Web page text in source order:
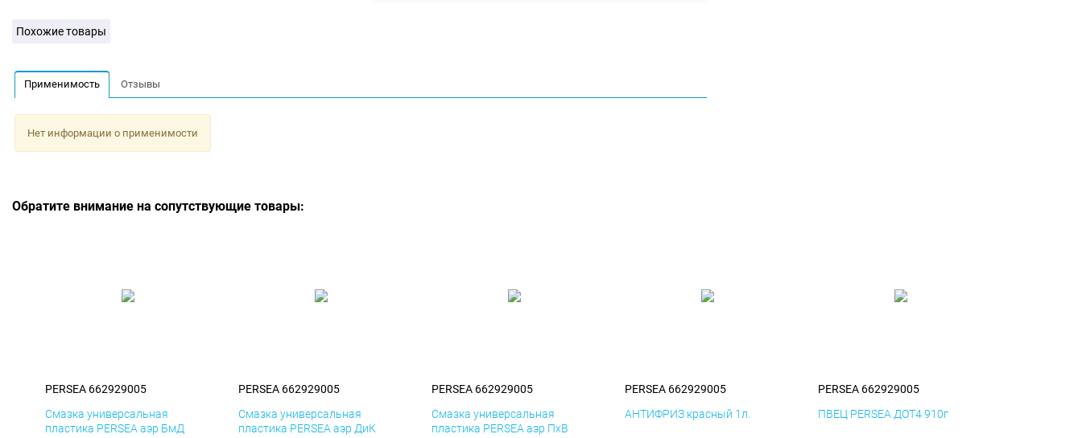
Похожие товары
Применимость Отзывы
Нет информации о применимости
Обратите внимание на сопутствующие товары:
PERSEA 662929005
Смазка универсальная
пластика PERSEA аэр БмД
PERSEA 662929005
Смазка универсальная
пластика PERSEA аэр ДиК
PERSEA 662929005
Смазка универсальная
пластика PERSEA аэр ПхВ
PERSEA 662929005
АНТИФРИЗ красный 1л.
PERSEA 662929005
ПВЕЦ PERSEA ДОТ4 910г